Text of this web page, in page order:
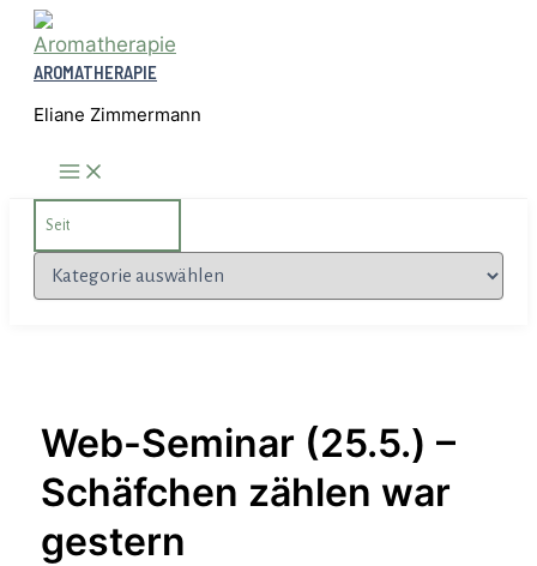
Zum
Inhalt
springen
AROMATHERAPIE
Eliane Zimmermann
for:
Kategorien
Web-Seminar (25.5.) –
Schäfchen zählen war
gestern